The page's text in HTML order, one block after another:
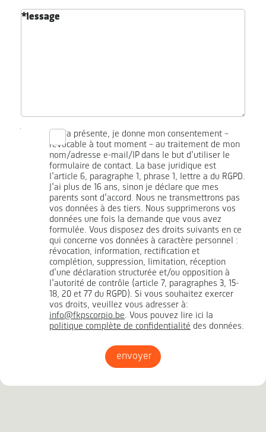
Message
Par la présente, je donne mon consentement –
révocable à tout moment – au traitement de mon
nom/adresse e-mail/IP dans le but d'utiliser le
formulaire de contact. La base juridique est
l'article 6, paragraphe 1, phrase 1, lettre a du RGPD.
J'ai plus de 16 ans, sinon je déclare que mes
parents sont d'accord. Nous ne transmettrons pas
vos données à des tiers. Nous supprimerons vos
données une fois la demande que vous avez
formulée. Vous disposez des droits suivants en ce
qui concerne vos données à caractère personnel :
révocation, information, rectification et
complétion, suppression, limitation, réception
d'une déclaration structurée et/ou opposition à
l'autorité de contrôle (article 7, paragraphes 3, 15-
18, 20 et 77 du RGPD). Si vous souhaitez exercer
vos droits, veuillez vous adresser à:
info@fkpscorpio.be. Vous pouvez lire ici la
politique complète de confidentialité des données.
envoyer